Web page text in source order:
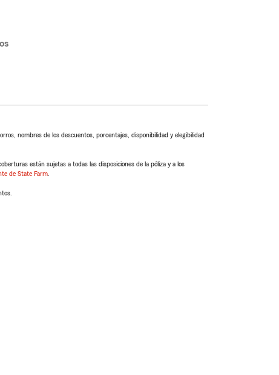
nombres de los descuentos, porcentajes, disponibilidad y elegibilidad
están sujetas a todas las disposiciones de la póliza y a los
de State Farm